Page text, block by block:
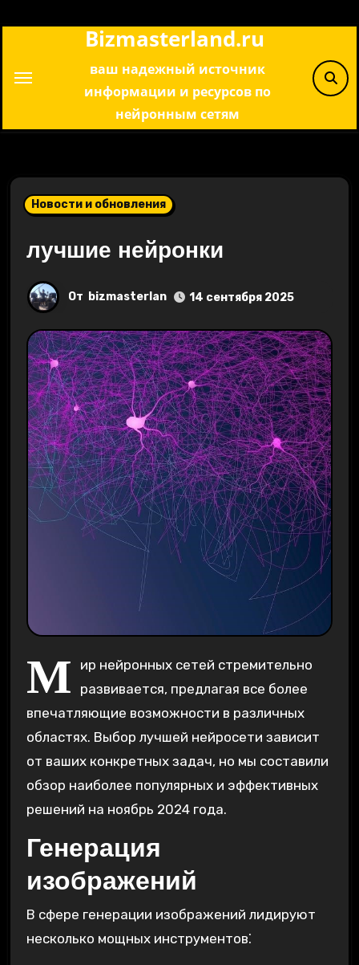
Bizmasterland.ru
ваш надежный источник
информации и ресурсов по
нейронным сетям
Новости и обновления
лучшие нейронки
От bizmasterlan 14 сентября 2025
М
ир нейронных сетей стремительно
развивается, предлагая все более
впечатляющие возможности в различных
областях. Выбор лучшей нейросети зависит
от ваших конкретных задач, но мы составили
обзор наиболее популярных и эффективных
решений на ноябрь 2024 года.
Генерация
изображений
В сфере генерации изображений лидируют
несколько мощных инструментов⁚